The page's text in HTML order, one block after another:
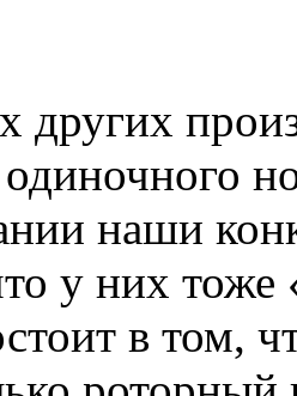
других
наши
у них
в том,